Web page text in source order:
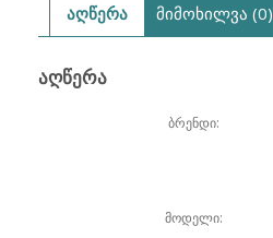
აღწერა
მიმოხილვა (0)
ᲐᲦᲬᲔᲠᲐ
ბრენდი:
მოდელი: